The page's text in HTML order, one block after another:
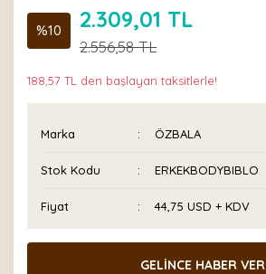
%10 2.309,01 TL
2.556,58 TL
188,57 TL den başlayan taksitlerle!
Marka ÖZBALA
Stok Kodu ERKEKBODYBIBLO
Fiyat 44,75 USD + KDV
GELİNCE HABER VER